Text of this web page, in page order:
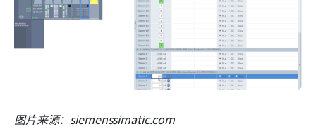
图片来源：siemenssimatic.com